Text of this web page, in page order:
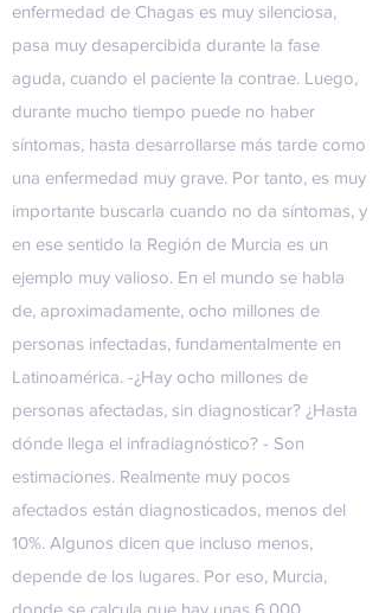
enfermedad de Chagas es muy silenciosa,
pasa muy desapercibida durante la fase
aguda, cuando el paciente la contrae. Luego,
durante mucho tiempo puede no haber
síntomas, hasta desarrollarse más tarde como
una enfermedad muy grave. Por tanto, es muy
importante buscarla cuando no da síntomas, y
en ese sentido la Región de Murcia es un
ejemplo muy valioso. En el mundo se habla
de, aproximadamente, ocho millones de
personas infectadas, fundamentalmente en
Latinoamérica. -¿Hay ocho millones de
personas afectadas, sin diagnosticar? ¿Hasta
dónde llega el infradiagnóstico? - Son
estimaciones. Realmente muy pocos
afectados están diagnosticados, menos del
10%. Algunos dicen que incluso menos,
depende de los lugares. Por eso, Murcia,
donde se calcula que hay unas 6.000